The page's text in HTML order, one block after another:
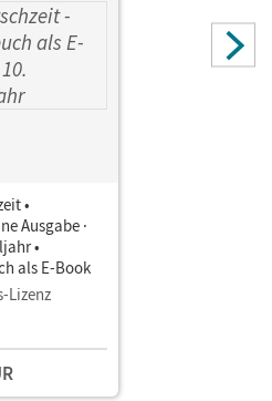
•
Ausgabe ·
•
als E-Book
Lizenz